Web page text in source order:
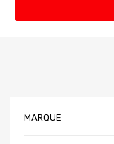
MARQUE